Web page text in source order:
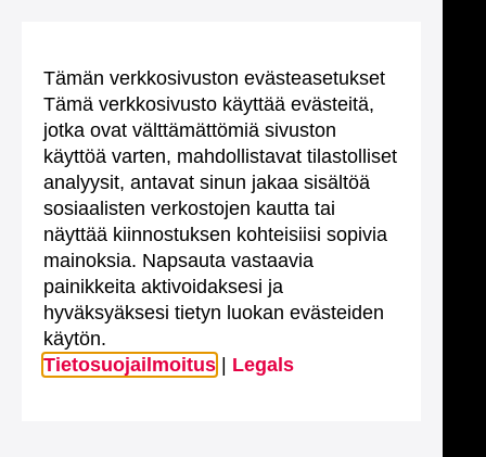
Tämän verkkosivuston evästeasetukset
Tämä verkkosivusto käyttää evästeitä,
jotka ovat välttämättömiä sivuston
käyttöä varten, mahdollistavat tilastolliset
analyysit, antavat sinun jakaa sisältöä
sosiaalisten verkostojen kautta tai
näyttää kiinnostuksen kohteisiisi sopivia
mainoksia. Napsauta vastaavia
painikkeita aktivoidaksesi ja
hyväksyäksesi tietyn luokan evästeiden
käytön.
Tietosuojailmoitus
Legals